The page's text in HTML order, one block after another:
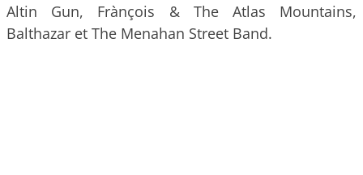
Altin Gun, Frànçois & The Atlas Mountains,
Balthazar et The Menahan Street Band.